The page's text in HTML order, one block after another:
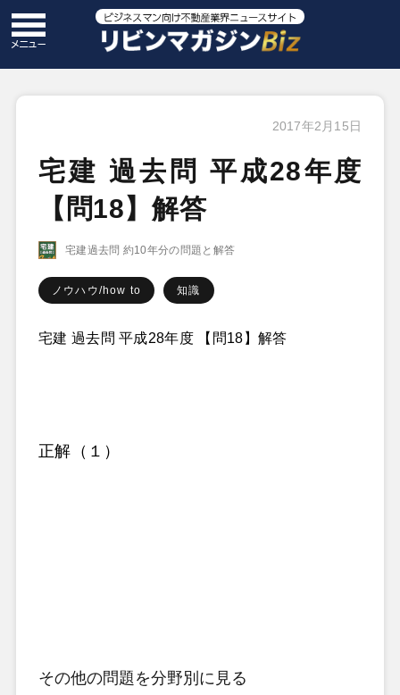
2017年2月15日
宅建 過去問 平成28年度
【問18】解答
宅建過去問 約10年分の問題と解答
ノウハウ/how to 知識
宅建 過去問 平成28年度 【問18】解答
正解（１）
その他の問題 を分野別に見る